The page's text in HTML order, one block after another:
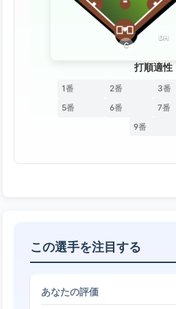
C
DH
打順適性
1番 2番 3番
5番
6番 7番
9番
この選手を注目する
あなたの評価